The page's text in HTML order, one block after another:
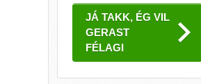
JÁ TAKK, ÉG VIL
GERAST
FÉLAGI